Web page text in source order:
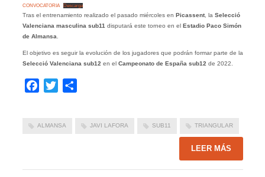
CONVOCATORIA Descarga
Tras el entrenamiento realizado el pasado miércoles en Picassent, la Selecció
Valenciana masculina sub11 disputará este torneo en el
Estadio Paco Simón
de Almansa.
El objetivo es seguir la evolución de los jugadores que podrán formar parte de la
Selecció Valenciana sub12en el Campeonato de España sub12de 2022.
Facebook
Twitter
ALMANSA JAVI LAFORA SUB11 TRIANGULAR
LEER MÁS